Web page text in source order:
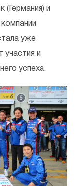
и
уже
участия и
успеха.